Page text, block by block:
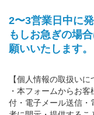
2〜3営業日中に
もしお急ぎの場
願いいたします。
【個人情報の取扱いに
・本フォームからお
付・電子メール送信・